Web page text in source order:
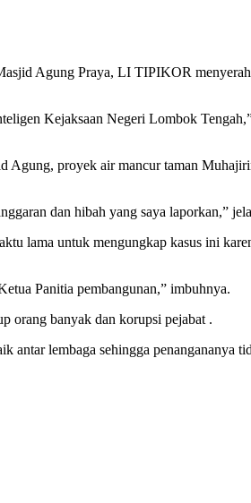
Agung Praya, LI TIPIKOR
Kejaksaan Negeri Lombok
Agung, proyek air mancur taman
dan hibah yang saya laporkan,”
lama untuk mengungkap kasus ini
Panitia pembangunan,” imbuhnya.
orang banyak dan korupsi pejabat .
lembaga sehingga penangananya